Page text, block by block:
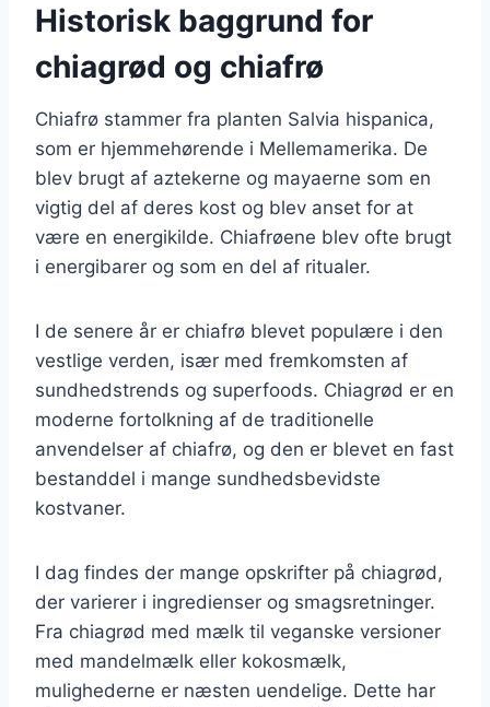
Historisk baggrund for
chiagrød og chiafrø
Chiafrø stammer fra planten Salvia hispanica,
som er hjemmehørende i Mellemamerika. De
blev brugt af aztekerne og mayaerne som en
vigtig del af deres kost og blev anset for at
være en energikilde. Chiafrøene blev ofte brugt
i energibarer og som en del af ritualer.
I de senere år er chiafrø blevet populære i den
vestlige verden, især med fremkomsten af
sundhedstrends og superfoods. Chiagrød er en
moderne fortolkning af de traditionelle
anvendelser af chiafrø, og den er blevet en fast
bestanddel i mange sundhedsbevidste
kostvaner.
I dag findes der mange opskrifter på chiagrød,
der varierer i ingredienser og smagsretninger.
Fra chiagrød med mælk til veganske versioner
med mandelmælk eller kokosmælk,
mulighederne er næsten uendelige. Dette har